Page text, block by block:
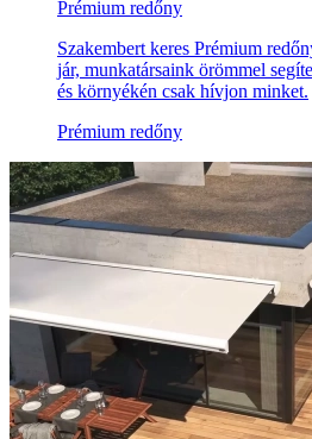
Prémium redőny
Szakembert keres Prémium
jár, munkatársaink örömmel
és környékén csak hívjon minket.
Prémium redőny